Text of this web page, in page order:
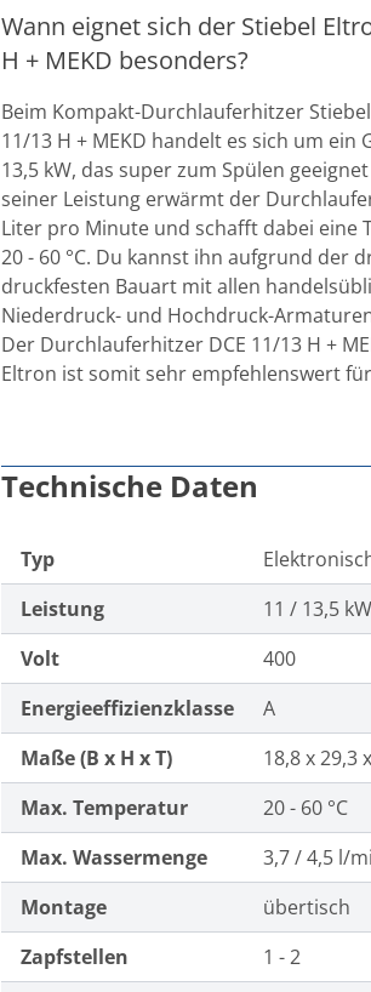
Wann eignet sich der Stiebel
H + MEKD besonders?
Beim Kompakt-Durchlauferhitzer
11/13 H + MEKD handelt es sich um ein
13,5 kW, das super zum Spülen
seiner Leistung erwärmt der
Liter pro Minute und schafft dabei eine
20 - 60 °C. Du kannst ihn aufgrund der
druckfesten Bauart mit allen
Niederdruck- und Hochdruck-
Der Durchlauferhitzer DCE 11/13 H +
Eltron ist somit sehr empfehlenswert
Technische Daten
Typ
Leistung
11 / 13,5 kW
Volt
400
Energieeffizienzklasse
A
Maße (B x H x T)
18,8 x 29,3
Max. Temperatur
20 - 60 °C
Max. Wassermenge
3,7 / 4,5 l/
Montage
übertisch
Zapfstellen
1 - 2